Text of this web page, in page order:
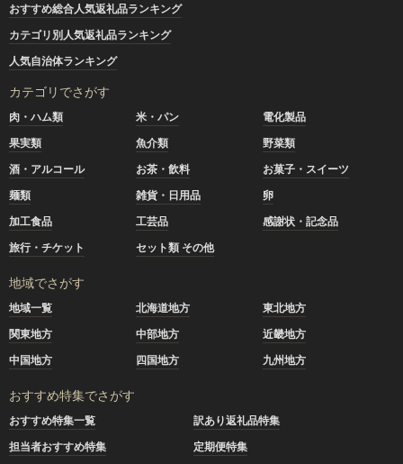
おすすめ総合人気返礼品ランキング
カテゴリ別人気返礼品ランキング
人気自治体ランキング
カテゴリでさがす
肉・ハム類 米・パン
電化製品
果実類
魚介類
野菜類
酒・アルコール
お茶・飲料
お菓子・スイーツ
麺類
雑貨・日用品
卵
加工食品
工芸品
感謝状・記念品
旅行・チケット
セット類 その他
地域でさがす
地域一覧 北海道地方
東北地方
関東地方
中部地方
近畿地方
中国地方
四国地方 九州地方
おすすめ特集でさがす
おすすめ特集一覧
訳あり返礼品特集
担当者おすすめ特集
定期便特集